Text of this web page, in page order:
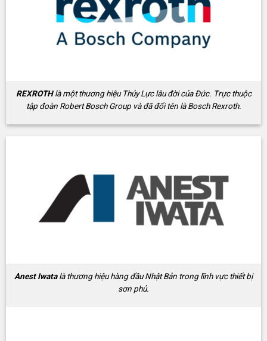
REXROTHlà một thương hiệu Thủy Lực lâu đời của Đức. Trực thuộc
tập đoàn Robert Bosch Group và đã đổi tên là Bosch Rexroth.
Anest Iwatalà thương hiệu hàng đầu Nhật Bản trong lĩnh vực thiết bị
sơn phủ.